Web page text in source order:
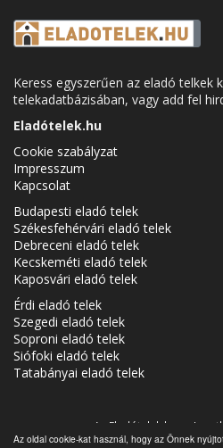
Az oldal cookie-kat használ, hogy az Önnek
Keress egyszerűen az eladó telkek
telekadatbázisában, vagy add fel
Eladótelek.hu
Cookie szabályzat
Impresszum
Kapcsolat
Budapesti eladó telek
Székesfehérvári eladó telek
Debreceni eladó telek
Kecskeméti eladó telek
Kaposvári eladó telek
Érdi eladó telek
Szegedi eladó telek
Soproni eladó telek
Siófoki eladó telek
Tatabányai eladó telek
Az Eladótelek.hu az